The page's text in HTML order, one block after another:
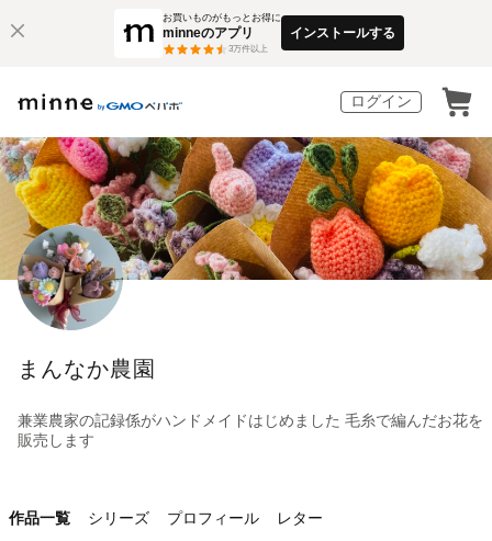
お買いものがもっとお得に
minneのアプリ
3万件以上
インストールする
ログイン
まんなか農園
兼業農家の記録係がハンドメイドはじめました 毛糸で編んだお花を
販売します
作品一覧 シリーズ プロフィール レター